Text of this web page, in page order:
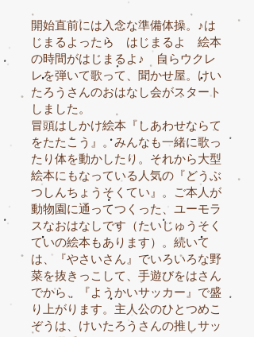
開始直前には入念な準備体操。♪は
じまるよったら はじまるよ 絵本
の時間がはじまるよ♪ 自らウクレ
レを弾いて歌って、聞かせ屋。けい
たろうさんのおはなし会がスタート
しました。
冒頭はしかけ絵本『しあわせならて
をたたこう』。みんなも一緒に歌っ
たり体を動かしたり。それから大型
絵本にもなっている人気の『どうぶ
つしんちょうそくてい』。ご本人が
動物園に通ってつくった、ユーモラ
スなおはなしです（たいじゅうそく
ていの絵本もあります）。続いて
は、『やさいさん』でいろいろな野
菜を抜きっこして、手遊びをはさん
でから、『ようかいサッカー』で盛
り上がります。主人公のひとつめこ
ぞうは、けいたろうさんの推しサッ